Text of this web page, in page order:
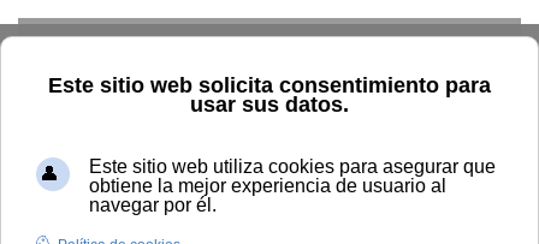
Home Profesorado Directorio profesor
José María
Romero Rodríguez